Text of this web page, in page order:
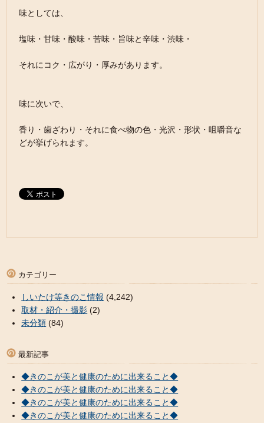
味としては、
塩味・甘味・酸味・苦味・旨味と辛味・渋味・
それにコク・広がり・厚みがあります。
味に次いで、
香り・歯ざわり・それに食べ物の色・光沢・形状・咀嚼音な
どが挙げられます。
カテゴリー
しいたけ等きのこ情報 (4,242)
取材・紹介・撮影 (2)
未分類 (84)
最新記事
◆きのこが美と健康のために出来ること◆
◆きのこが美と健康のために出来ること◆
◆きのこが美と健康のために出来ること◆
◆きのこが美と健康のために出来ること◆